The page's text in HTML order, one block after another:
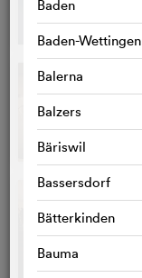
Baden
Baden-Wettingen
Balerna
Balzers
Bäriswil
Bassersdorf
Bätterkinden
Bauma